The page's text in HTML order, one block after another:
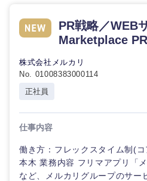
PR戦略／WEB
Marketplace
株式会社メルカリ
No. 01008383000114
正社員
仕事内容
働き方：フレックスタイム制(
本木 業務内容 フリマアプリ「
など、メルカリグループのサー